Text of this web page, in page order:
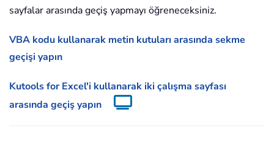
sayfalar arasında geçiş yapmayı öğreneceksiniz.
VBA kodu kullanarak metin kutuları arasında sekme
geçişi yapın
Kutools for Excel'i kullanarak iki çalışma sayfası
arasında geçiş yapın